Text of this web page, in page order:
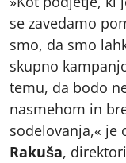
se zavedamo
smo, da smo
skupno
temu, da bodo
nasmehom in
sodelovanja,« je
Rakuša,